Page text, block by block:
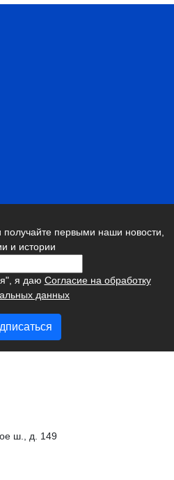
первыми наши новости,
и истории
я даю Согласие на обработку
данных
ш., д. 149